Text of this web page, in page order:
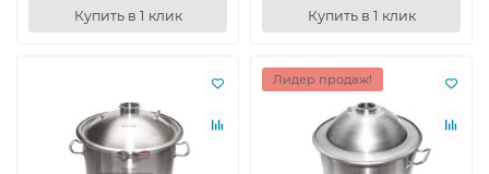
Купить в 1 клик Купить в 1 клик
Лидер продаж!